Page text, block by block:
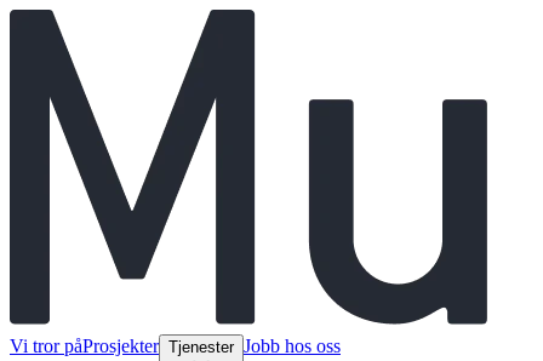
Vi tror påProsjekter Tjenester Jobb hos oss